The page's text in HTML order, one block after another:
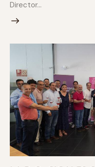
Director…